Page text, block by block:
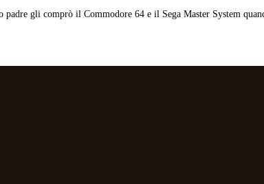
padre gli comprò il Commodore 64 e il Sega Master System